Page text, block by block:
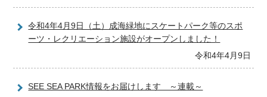
令和4年4月9日（土）成海緑地にスケートパーク等のスポ
ーツ・レクリエーション施設がオープンしました！
令和4年4月9日
SEE SEA PARK情報をお届けします ～連載～